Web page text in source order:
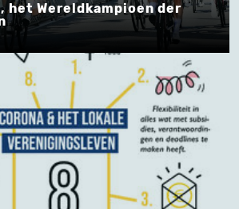
het Wereldkampioen der